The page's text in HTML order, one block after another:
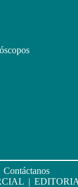
Contáctanos
|